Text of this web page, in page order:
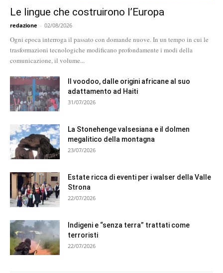
Le lingue che costruirono l’Europa
redazione - 02/08/2026
Ogni epoca interroga il passato con domande nuove. In un tempo in cui le
trasformazioni tecnologiche modificano profondamente i modi della
comunicazione, il volume...
Il voodoo, dalle origini africane al suo
adattamento ad Haiti
31/07/2026
La Stonehenge valsesiana e il dolmen
megalitico della montagna
23/07/2026
Estate ricca di eventi per i walser della Valle
Strona
22/07/2026
Indigeni e “senza terra” trattati come
terroristi
22/07/2026